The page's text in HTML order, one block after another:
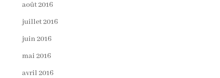
août 2016
juillet 2016
juin 2016
mai 2016
avril 2016